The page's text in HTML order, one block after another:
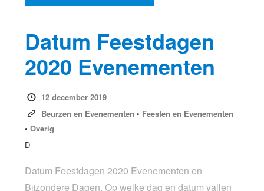
Datum Feestdagen
2020 Evenementen
12 december 2019
Beurzen en Evenementen • Feesten en Evenementen
•Overig
D
Datum Feestdagen 2020 Evenementen en
Bijzondere Dagen. Op welke dag en datum vallen